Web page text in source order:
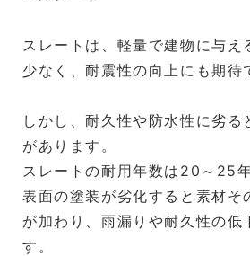
スレートは、軽量で建物に与え
少なく、耐震性の向上にも期待
しかし、耐久性や防水性に劣る
があります。
スレートの耐用年数は20～25
表面の塗装が劣化すると素材そ
が加わり、雨漏りや耐久性の低
す。